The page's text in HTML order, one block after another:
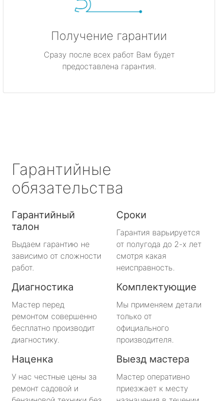
Получение гарантии
Сразу после всех работ Вам будет
предоставлена гарантия.
Гарантийные
обязательства
Гарантийный
талон
Выдаем гарантию не
зависимо от сложности
работ.
Сроки
Гарантия варьируется
от полугода до 2-х лет
смотря какая
неисправность.
Диагностика
Мастер перед
ремонтом совершенно
бесплатно производит
диагностику.
Комплектующие
Мы применяем детали
только от
официального
производителя.
Наценка
У нас честные цены за
ремонт садовой и
Выезд мастера
Мастер оперативно
приезжает к месту